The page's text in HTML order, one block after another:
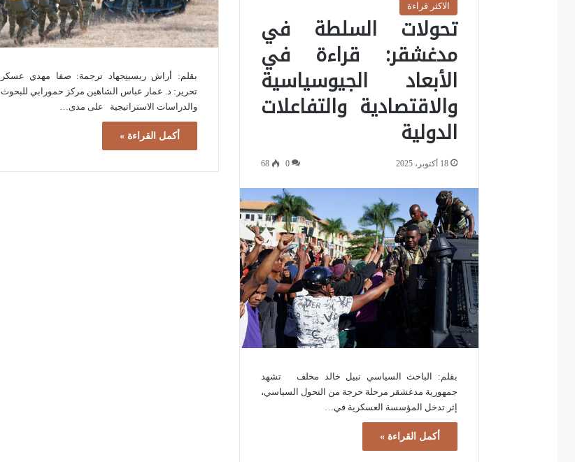
بقلم: أراش ريسينِجهاد ترجمة: صفا مهدي عسكر
تحرير: د. عمار عباس الشاهين مركز حمورابي للبحوث
والدراسات الاستراتيجية على مدى…
أكمل القراءة »
الاكثر قراءة
تحولات السلطة في
مدغشقر: قراءة في
الأبعاد الجيوسياسية
والاقتصادية والتفاعلات
الدولية
18 أكتوبر، 2025 0
68
بقلم: الباحث السياسي نبيل خالد مخلف تشهد
جمهورية مدغشقر مرحلة حرجة من التحول السياسي،
إثر تدخل المؤسسة العسكرية في…
أكمل القراءة »